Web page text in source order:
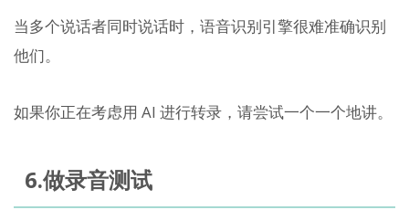
当多个说话者同时说话时，语音识别引擎很难准确识别
他们。
如果你正在考虑用 AI 进行转录，请尝试一个一个地讲。
6.做录音测试